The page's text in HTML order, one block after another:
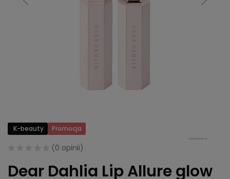
K-beauty Promocja
(0 opinii)
Dear Dahlia Lip Allure glow